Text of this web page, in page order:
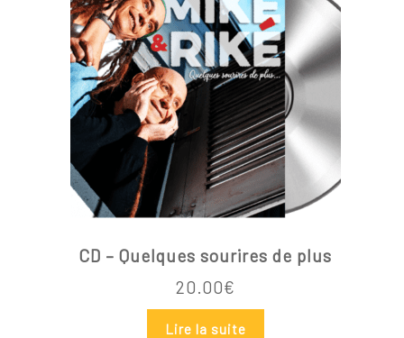
Votre panier est vide.
Go To Shop
CD – Quelques sourires de plus
20.00€
Lire la suite